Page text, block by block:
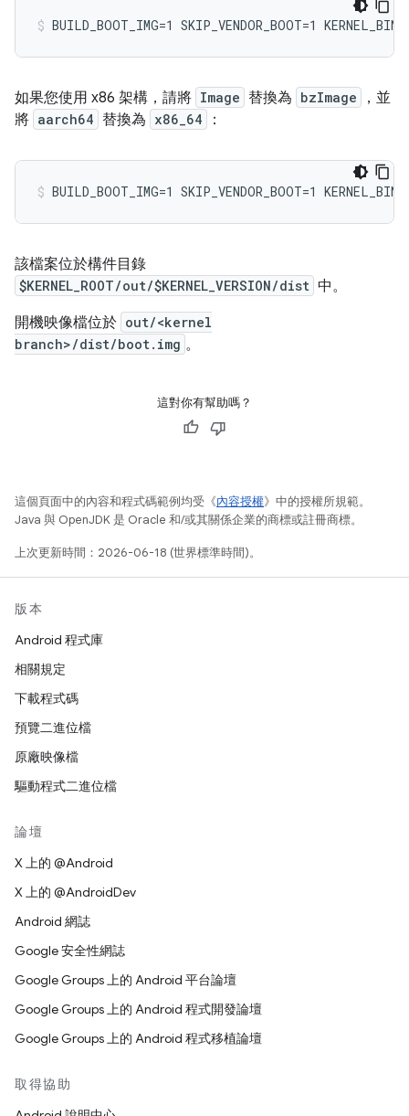
如果您使用 x86 架構，請將 Image 替換為 bzImage
，並
將 aarch64 替換為 x86_64 ：
該檔案位於構件目錄
$KERNEL_ROOT/out/$KERNEL_VERSION/dist 中。
開機映像檔位於 out/<kernel
branch>/dist/boot.img 。
這對你有幫助嗎？
這個頁面中的內容和程式碼範例均受《內容授權》中的授權所規範。
Java 與 OpenJDK 是 Oracle 和/或其關係企業的商標或註冊商標。
上次更新時間：2026-06-18 (世界標準時間)。
版本
Android 程式庫
相關規定
下載程式碼
預覽二進位檔
原廠映像檔
驅動程式二進位檔
論壇
X 上的 @Android
X 上的 @AndroidDev
Android 網誌
Google 安全性網誌
Google Groups 上的 Android 平台論壇
Google Groups 上的 Android 程式開發論壇
Google Groups 上的 Android 程式移植論壇
取得協助